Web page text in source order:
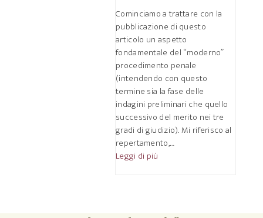
Cominciamo a trattare con la
pubblicazione di questo
articolo un aspetto
fondamentale del “moderno”
procedimento penale
(intendendo con questo
termine sia la fase delle
indagini preliminari che quello
successivo del merito nei tre
gradi di giudizio). Mi riferisco al
repertamento,…
Leggi di più